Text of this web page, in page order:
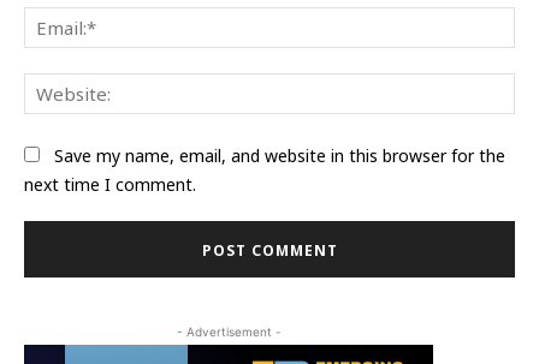
Save my name, email, and website in this browser for the
next time I comment.
- Advertisement -